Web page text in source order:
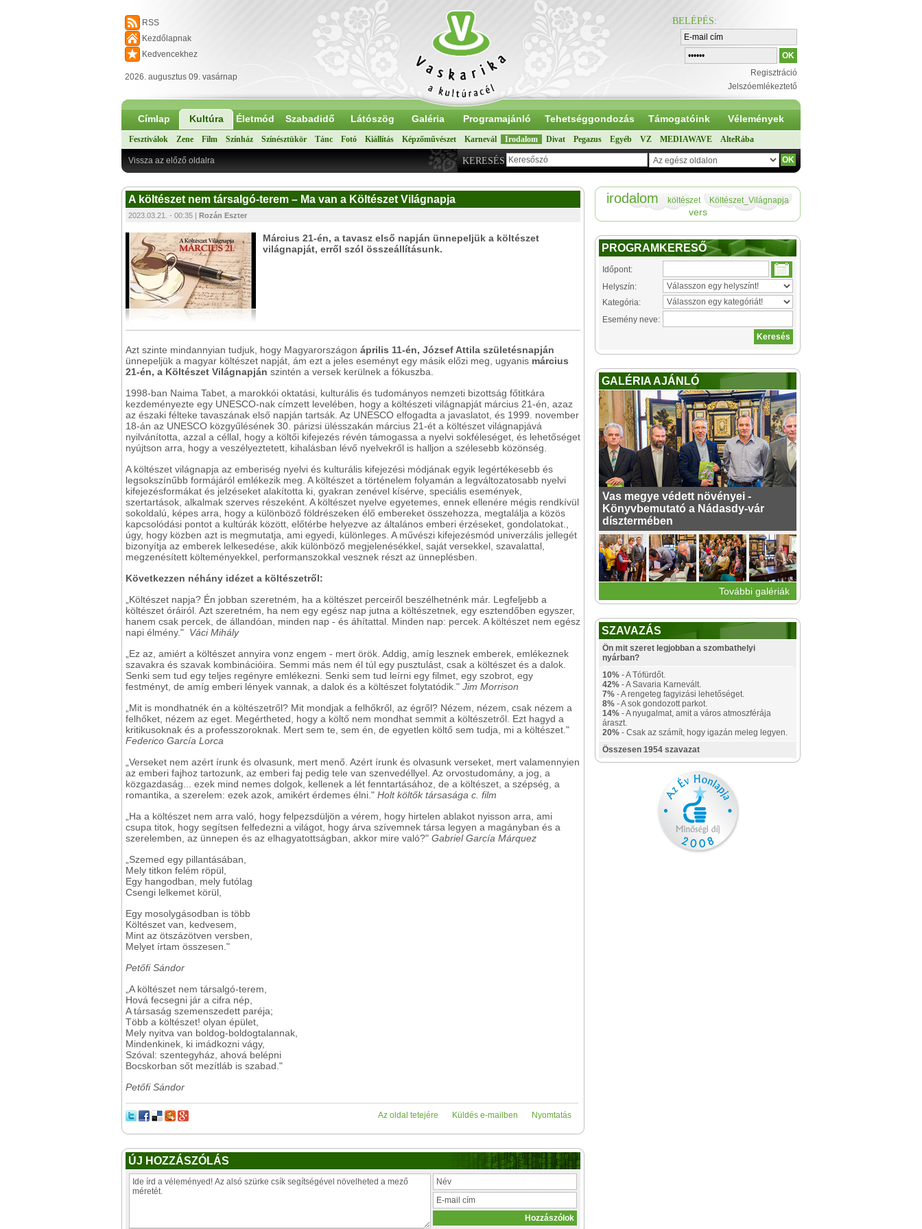
RSS
Kezdőlapnak
Kedvencekhez
2026. augusztus 09. vasárnap
BELÉPÉS:
Regisztráció
Jelszóemlékeztető
Címlap Kultúra Életmód Szabadidő Látószög Galéria Programajánló Tehetséggondozás Támogatóink Vélemények
Fesztiválok Zene Film Színház Színésztükör Tánc Fotó Kiállítás Képzőművészet Karnevál Irodalom Divat Pegazus Egyéb VZ MEDIAWAVE AlteRába
KERESÉS
Vissza az előző oldalra
A költészet nem társalgó-terem – Ma van a Költészet Világnapja
2023.03.21. - 00:35 | Rozán Eszter
Március 21-én, a tavasz első napján ünnepeljük a költészet
világnapját, erről szól összeállításunk.
Azt szinte mindannyian tudjuk, hogy Magyarországon április 11-én, József Attila születésnapján
ünnepeljük a magyar költészet napját, ám ezt a jeles eseményt egy másik előzi meg, ugyanis március
21-én, a Költészet Világnapján szintén a versek kerülnek a fókuszba.
1998-ban Naima Tabet, a marokkói oktatási, kulturális és tudományos nemzeti bizottság főtitkára
kezdeményezte egy UNESCO-nak címzett levelében, hogy a költészeti világnapját március 21-én, azaz
az északi félteke tavaszának első napján tartsák. Az UNESCO elfogadta a javaslatot, és 1999. november
18-án az UNESCO közgyűlésének 30. párizsi ülésszakán március 21-ét a költészet világnapjává
nyilvánította, azzal a céllal, hogy a költői kifejezés révén támogassa a nyelvi sokféleséget, és lehetőséget
nyújtson arra, hogy a veszélyeztetett, kihalásban lévő nyelvekről is halljon a szélesebb közönség.
A költészet világnapja az emberiség nyelvi és kulturális kifejezési módjának egyik legértékesebb és
legsokszínűbb formájáról emlékezik meg. A költészet a történelem folyamán a legváltozatosabb nyelvi
kifejezésformákat és jelzéseket alakította ki, gyakran zenével kísérve, speciális események,
szertartások, alkalmak szerves részeként. A költészet nyelve egyetemes, ennek ellenére mégis rendkívül
sokoldalú, képes arra, hogy a különböző földrészeken élő embereket összehozza, megtalálja a közös
kapcsolódási pontot a kultúrák között, előtérbe helyezve az általános emberi érzéseket, gondolatokat.,
úgy, hogy közben azt is megmutatja, ami egyedi, különleges. A művészi kifejezésmód univerzális jellegét
bizonyítja az emberek lelkesedése, akik különböző megjelenésékkel, saját versekkel, szavalattal,
megzenésített költeményekkel, performanszokkal vesznek részt az ünneplésben.
Következzen néhány idézet a költészetről:
„Költészet napja? Én jobban szeretném, ha a költészet perceiről beszélhetnénk már. Legfeljebb a
költészet óráiról. Azt szeretném, ha nem egy egész nap jutna a költészetnek, egy esztendőben egyszer,
hanem csak percek, de állandóan, minden nap - és áhítattal. Minden nap: percek. A költészet nem egész
napi élmény." Váci Mihály
„Ez az, amiért a költészet annyira vonz engem - mert örök. Addig, amíg lesznek emberek, emlékeznek
szavakra és szavak kombinációira. Semmi más nem él túl egy pusztulást, csak a költészet és a dalok.
Senki sem tud egy teljes regényre emlékezni. Senki sem tud leírni egy filmet, egy szobrot, egy
festményt, de amíg emberi lények vannak, a dalok és a költészet folytatódik." Jim Morrison
„Mit is mondhatnék én a költészetről? Mit mondjak a felhőkről, az égről? Nézem, nézem, csak nézem a
felhőket, nézem az eget. Megértheted, hogy a költő nem mondhat semmit a költészetről. Ezt hagyd a
kritikusoknak és a professzoroknak. Mert sem te, sem én, de egyetlen költő sem tudja, mi a költészet."
Federico García Lorca
„Verseket nem azért írunk és olvasunk, mert menő. Azért írunk és olvasunk verseket, mert valamennyien
az emberi fajhoz tartozunk, az emberi faj pedig tele van szenvedéllyel. Az orvostudomány, a jog, a
közgazdaság... ezek mind nemes dolgok, kellenek a lét fenntartásához, de a költészet, a szépség, a
romantika, a szerelem: ezek azok, amikért érdemes élni." Holt költők társasága c. film
„Ha a költészet nem arra való, hogy felpezsdüljön a vérem, hogy hirtelen ablakot nyisson arra, ami
csupa titok, hogy segítsen felfedezni a világot, hogy árva szívemnek társa legyen a magányban és a
szerelemben, az ünnepen és az elhagyatottságban, akkor mire való?" Gabriel García Márquez
„Szemed egy pillantásában,
Mely titkon felém röpül,
Egy hangodban, mely futólag
Csengi lelkemet körül,
Egy mosolygásodban is több
Költészet van, kedvesem,
Mint az ötszázötven versben,
Melyet írtam összesen."
Petőfi Sándor
„A költészet nem társalgó-terem,
Hová fecsegni jár a cifra nép,
A társaság szemenszedett paréja;
Több a költészet! olyan épület,
Mely nyitva van boldog-boldogtalannak,
Mindenkinek, ki imádkozni vágy,
Szóval: szentegyház, ahová belépni
Bocskorban sőt mezítláb is szabad."
Petőfi Sándor
Nyomtatás
Küldés e-mailben
Az oldal tetejére
ÚJ HOZZÁSZÓLÁS
irodalom költészet Költészet_Világnapja
vers
PROGRAMKERESŐ
Időpont:
Helyszín:
Kategória:
Esemény neve:
GALÉRIA AJÁNLÓ
Vas megye védett növényei -
Könyvbemutató a Nádasdy-vár
dísztermében
További galériák
SZAVAZÁS
Ön mit szeret legjobban a szombathelyi
nyárban?
10% - A Tófürdőt.
42% - A Savaria Karnevált.
7% - A rengeteg fagyizási lehetőséget.
8% - A sok gondozott parkot.
14% - A nyugalmat, amit a város atmoszférája
áraszt.
20% - Csak az számít, hogy igazán meleg legyen.
Összesen 1954 szavazat